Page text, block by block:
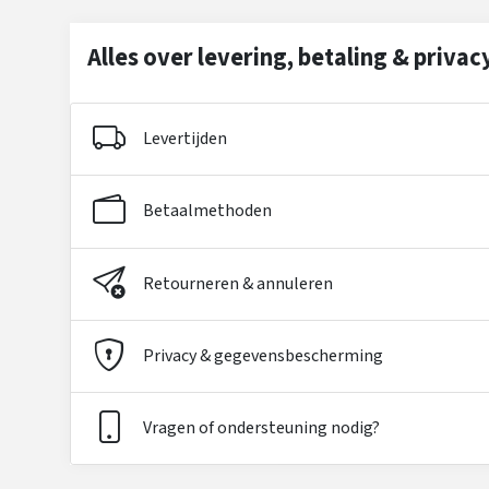
Alles over levering, betaling &
Levertijden
Betaalmethoden
Retourneren & annuleren
Privacy & gegevensbescherming
Vragen of ondersteuning nodig?